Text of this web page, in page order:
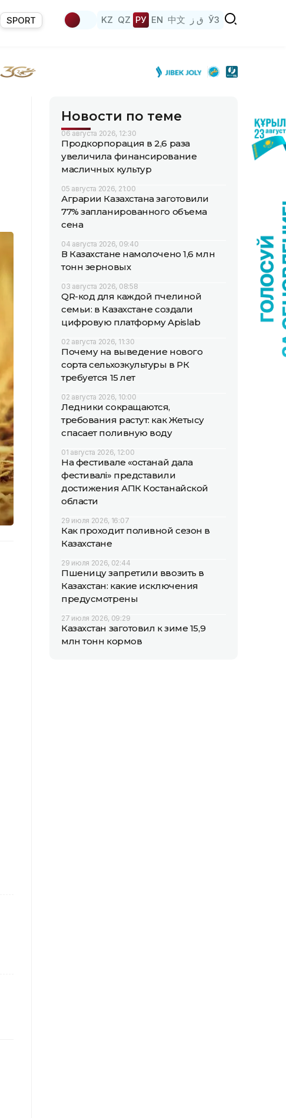
SPORT KZ QZ РУ EN 中文 ق ز ЎЗ
Новости по теме
06 августа 2026, 12:30
Продкорпорация в 2,6 раза
увеличила финансирование
масличных культур
05 августа 2026, 21:00
Аграрии Казахстана заготовили
77% запланированного объема
сена
04 августа 2026, 09:40
В Казахстане намолочено 1,6 млн
тонн зерновых
03 августа 2026, 08:58
QR-код для каждой пчелиной
семьи: в Казахстане создали
цифровую платформу Apislab
02 августа 2026, 11:30
Почему на выведение нового
сорта сельхозкультуры в РК
требуется 15 лет
02 августа 2026, 10:00
Ледники сокращаются,
требования растут: как Жетысу
спасает поливную воду
01 августа 2026, 12:00
На фестивале «Қостанай дала
фестивалі» представили
достижения АПК Костанайской
области
29 июля 2026, 16:07
Как проходит поливной сезон в
Казахстане
29 июля 2026, 02:44
Пшеницу запретили ввозить в
Казахстан: какие исключения
предусмотрены
27 июля 2026, 09:29
Казахстан заготовил к зиме 15,9
млн тонн кормов